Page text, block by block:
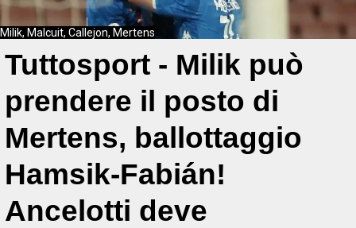
Milik, Malcuit, Callejon, Mertens
Tuttosport - Milik può
prendere il posto di
Mertens, ballottaggio
Hamsik-Fabián!
Ancelotti deve